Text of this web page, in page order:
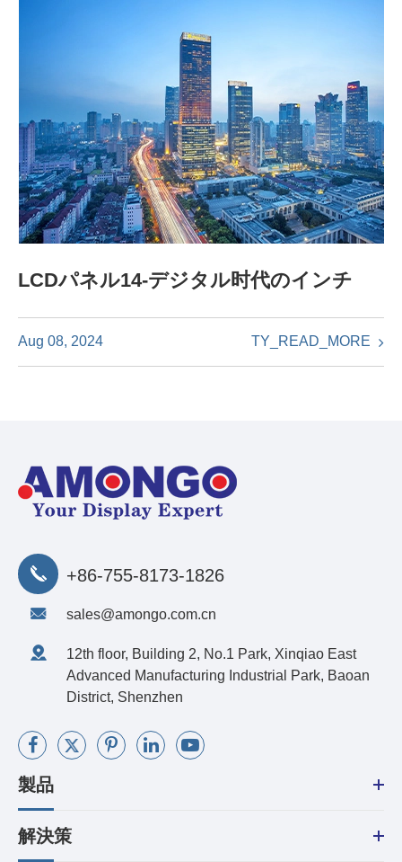
LCDパネル14-デジタル时代のインチ
Aug 08, 2024 TY_READ_MORE
+86-755-8173-1826
sales@amongo.com.cn
12th floor, Building 2, No.1 Park, Xinqiao East
Advanced Manufacturing Industrial Park, Baoan
District, Shenzhen
製品
解決策